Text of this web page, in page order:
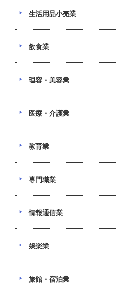
生活用品小売業
飲食業
理容・美容業
医療・介護業
教育業
専門職業
情報通信業
娯楽業
旅館・宿泊業